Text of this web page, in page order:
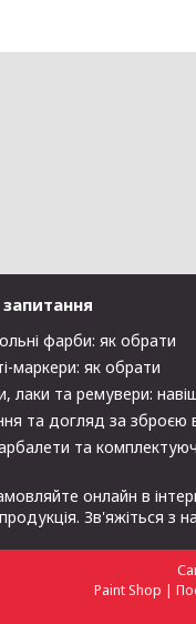
запитання
фарби: як обрати
маркери: як обрати
лаки та ремувери:
та догляд за зброєю
та
онлайн в
Зв'яжіться
Paint Shop |